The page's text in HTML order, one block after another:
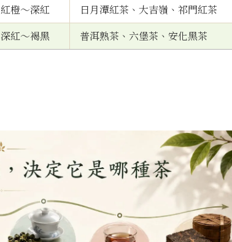
紅橙～深紅
日月潭紅茶、大吉嶺、祁門紅茶
深紅～褐黑 普洱熟茶、六堡茶、安化黑茶